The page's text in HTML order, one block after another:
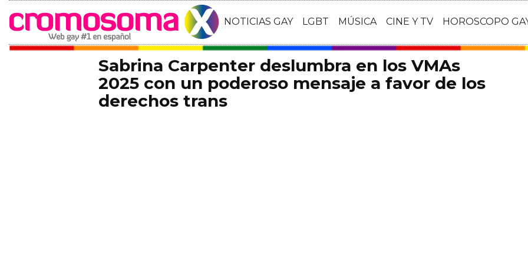
NOTICIAS GAY LGBT MÚSICA CINE Y TV HOROSCOPO
Sabrina Carpenter deslumbra en los VMAs
2025 con un poderoso mensaje a favor de los
derechos trans